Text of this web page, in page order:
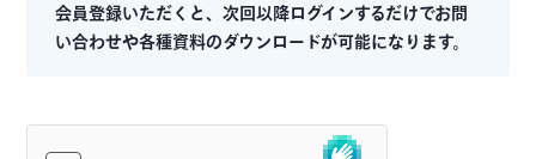
会員登録いただくと、次回以降ログインするだけでお問
い合わせや各種資料のダウンロードが可能になります。